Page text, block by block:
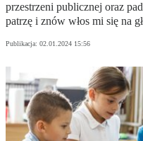
przestrzeni publicznej oraz
patrzę i znów włos mi się na
Publikacja: 02.01.2024 15:56